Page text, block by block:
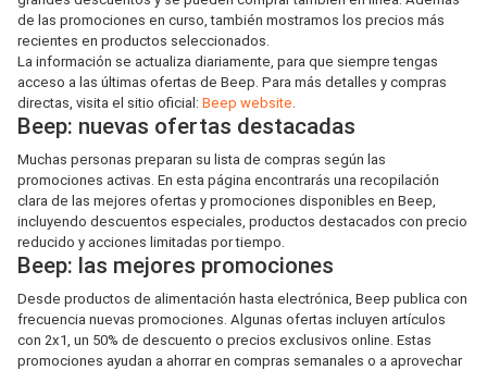
de las promociones en curso, también mostramos los precios más
recientes en productos seleccionados.
La información se actualiza diariamente, para que siempre tengas
acceso a las últimas ofertas de Beep. Para más detalles y compras
directas, visita el sitio oficial: Beep website
Beep: nuevas ofertas destacadas
Muchas personas preparan su lista de compras según las
promociones activas. En esta página encontrarás una recopilación
clara de las mejores ofertas y promociones disponibles en Beep,
incluyendo descuentos especiales, productos destacados con precio
reducido y acciones limitadas por tiempo.
Beep: las mejores promociones
Desde productos de alimentación hasta electrónica, Beep publica con
frecuencia nuevas promociones. Algunas ofertas incluyen artículos
con 2x1, un 50% de descuento o precios exclusivos online. Estas
promociones ayudan a ahorrar en compras semanales o a aprovechar